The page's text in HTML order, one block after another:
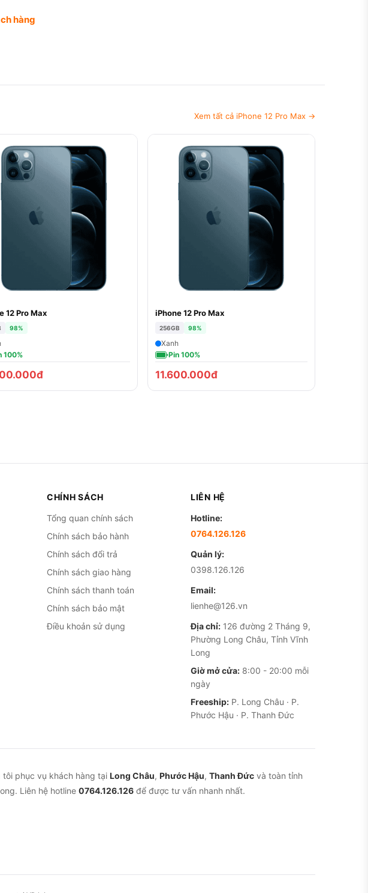
hàng
Xem tất cả iPhone 12 Pro Max →
12 Pro Max
98%
100%
iPhone 12 Pro Max
256GB 98%
Xanh
Pin 100%
11.600.000đ
CHÍNH SÁCH
Tổng quan chính sách
Chính sách bảo hành
Chính sách đổi trả
Chính sách giao hàng
Chính sách thanh toán
Chính sách bảo mật
Điều khoản sử dụng
LIÊN HỆ
Hotline:
0764.126.126
Quản lý:
0398.126.126
Email:
lienhe@126.vn
Địa chỉ: 126 đường 2 Tháng 9,
Phường Long Châu, Tỉnh Vĩnh
Long
Giờ mở cửa: 8:00 - 20:00 mỗi
ngày
Freeship: P. Long Châu · P.
Phước Hậu · P. Thanh Đức
tôi phục vụ khách hàng tại Long Châu, Phước Hậu, Thanh Đức và toàn tỉnh
Liên hệ hotline 0764.126.126 để được tư vấn nhanh nhất.